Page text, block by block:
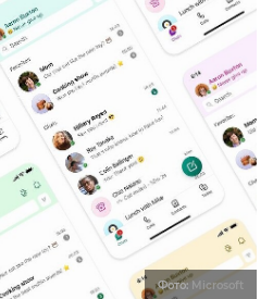
Фото: Microsoft